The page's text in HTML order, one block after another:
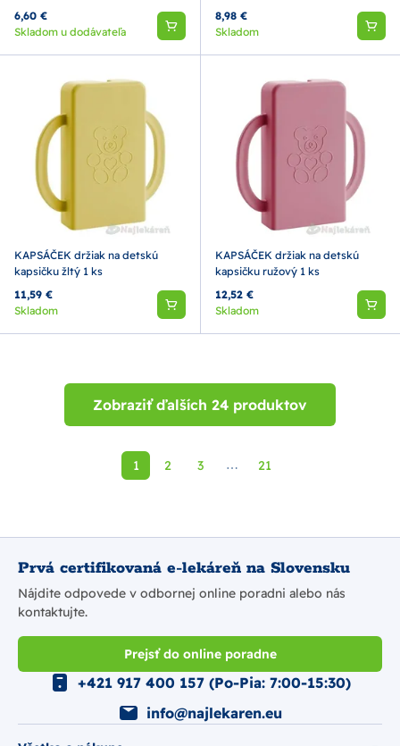
6,60 €
Skladom u dodávateľa
8,98 €
Skladom
KAPSÁČEK držiak na detskú
kapsičku žltý 1 ks
11,59 €
Skladom
KAPSÁČEK držiak na detskú
kapsičku ružový 1 ks
12,52 €
Skladom
Zobraziť ďalších 24 produktov
1 2 3 ⋯ 21
Prvá certifikovaná e-lekáreň na Slovensku
Nájdite odpovede v odbornej online poradni alebo nás
kontaktujte.
Prejsť do online poradne
+421 917 400 157 (Po-Pia: 7:00-15:30)
info@najlekaren.eu